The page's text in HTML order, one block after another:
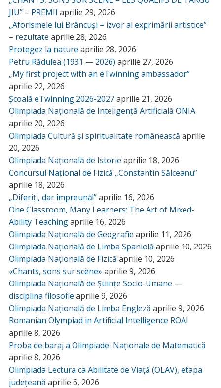
JIU” – PREMII aprilie 29, 2026
„Aforismele lui Brâncuși – izvor al exprimării artistice”
– rezultate aprilie 28, 2026
Protegez la nature aprilie 28, 2026
Petru Rădulea (1931 — 2026) aprilie 27, 2026
„My first project with an eTwinning ambassador”
aprilie 22, 2026
Școală eTwinning 2026-2027aprilie 21, 2026
Olimpiada Națională de Inteligență Artificială ONIA
aprilie 20, 2026
Olimpiada Cultură și spiritualitate românească aprilie
20, 2026
Olimpiada Națională de Istorie aprilie 18, 2026
Concursul Național de Fizică „Constantin Sălceanu”
aprilie 18, 2026
„Diferiți, dar împreună!”aprilie 16, 2026
One Classroom, Many Learners: The Art of Mixed-
Ability Teachingaprilie 16, 2026
Olimpiada Națională de Geografie aprilie 11, 2026
Olimpiada Națională de Limba Spaniolă aprilie 10, 2026
Olimpiada Națională de Fizică aprilie 10, 2026
«Chants, sons sur scène» aprilie 9, 2026
Olimpiada Națională de Științe Socio-Umane —
disciplina filosofie aprilie 9, 2026
Olimpiada Națională de Limba Engleză aprilie 9, 2026
Romanian Olympiad in Artificial Intelligence ROAI
aprilie 8, 2026
Proba de baraj a Olimpiadei Naționale de Matematică
aprilie 8, 2026
Olimpiada Lectura ca Abilitate de Viață (OLAV), etapa
județeană aprilie 6, 2026